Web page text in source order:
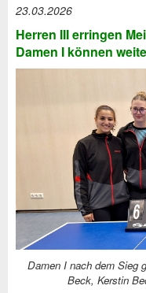
23.03.2026
Herren III erringen
Damen I können
Damen I nach dem Sieg
Beck, Kerstin